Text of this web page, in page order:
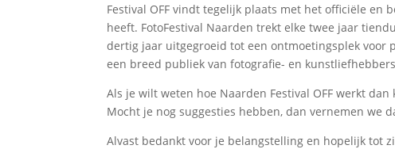
Festival OFF vindt tegelijk plaats met het officiële en
heeft. FotoFestival Naarden trekt elke twee jaar
dertig jaar uitgegroeid tot een ontmoetingsplek voor
een breed publiek van fotografie- en
Als je wilt weten hoe Naarden Festival OFF werkt
Mocht je nog suggesties hebben, dan vernemen we
Alvast bedankt voor je belangstelling en hopelijk tot